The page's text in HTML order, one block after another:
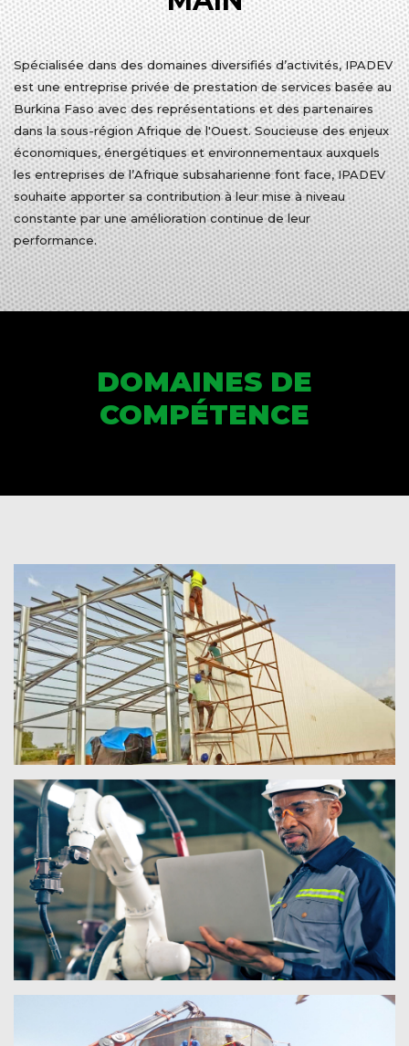
Spécialisée dans des domaines diversifiés d’activités, IPADEV
est une entreprise privée de prestation de services basée au
Burkina Faso avec des représentations et des partenaires
dans la sous-région Afrique de l'Ouest. Soucieuse des enjeux
économiques, énergétiques et environnementaux auxquels
les entreprises de l’Afrique subsaharienne font face, IPADEV
souhaite apporter sa contribution à leur mise à niveau
constante par une amélioration continue de leur
performance.
DOMAINES DE
COMPÉTENCE